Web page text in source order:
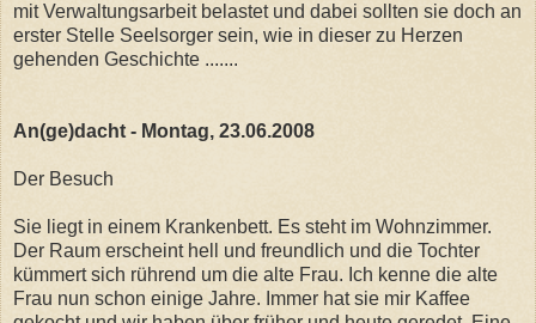
mit Verwaltungsarbeit belastet und dabei sollten sie doch an
erster Stelle Seelsorger sein, wie in dieser zu Herzen
gehenden Geschichte .......
An(ge)dacht - Montag, 23.06.2008
Der Besuch
Sie liegt in einem Krankenbett. Es steht im Wohnzimmer.
Der Raum erscheint hell und freundlich und die Tochter
kümmert sich rührend um die alte Frau. Ich kenne die alte
Frau nun schon einige Jahre. Immer hat sie mir Kaffee